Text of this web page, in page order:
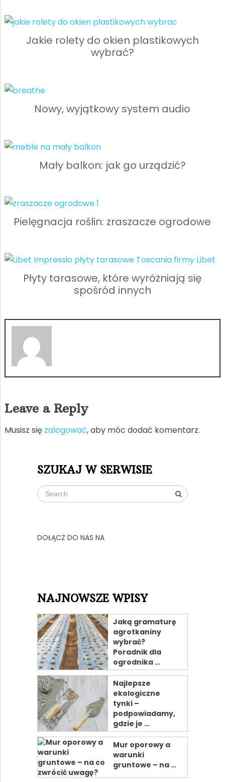
Jakie rolety do okien plastikowych
wybrać?
Nowy, wyjątkowy system audio
Mały balkon: jak go urządzić?
Pielęgnacja roślin: zraszacze ogrodowe
Płyty tarasowe, które wyróżniają się
spośród innych
Leave a Reply
Musisz się zalogować, aby móc dodać komentarz.
SZUKAJ W SERWISIE
DOŁĄCZ DO NAS NA
NAJNOWSZE WPISY
Jaką gramaturę
agrotkaniny
wybrać?
Poradnik dla
ogrodnika …
Najlepsze
ekologiczne
tynki –
podpowiadamy,
gdzie je …
Mur oporowy a
warunki
gruntowe – na …